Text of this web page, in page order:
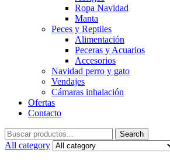
Ropa Navidad
Manta
Peces y Reptiles
Alimentación
Peceras y Acuarios
Accesorios
Navidad perro y gato
Vendajes
Cámaras inhalación
Ofertas
Contacto
Search
for:
Search
All category